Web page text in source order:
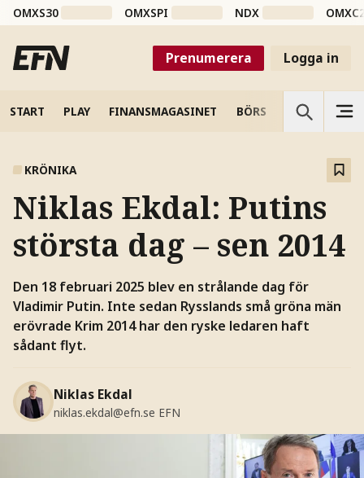
OMXS30 OMXSPI NDX
Prenumerera Logga in
START PLAY FINANSMAGASINET BÖRS VETENSKAP
KRÖNIKA
Niklas Ekdal: Putins
största dag – sen 2014
Den 18 februari 2025 blev en strålande dag för
Vladimir Putin. Inte sedan Rysslands små gröna män
erövrade Krim 2014 har den ryske ledaren haft
sådant flyt.
Niklas Ekdal
niklas.ekdal@efn.se EFN